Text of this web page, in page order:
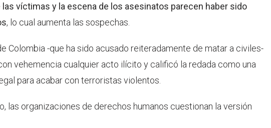
víctimas y la escena de los asesinatos parecen haber sido
, lo cual aumenta las sospechas.
Colombia -que ha sido acusado reiteradamente de matar a civiles-
vehemencia cualquier acto ilícito y calificó la redada como una
para acabar con terroristas violentos.
las organizaciones de derechos humanos cuestionan la versión